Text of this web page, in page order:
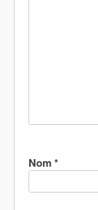
Nom*